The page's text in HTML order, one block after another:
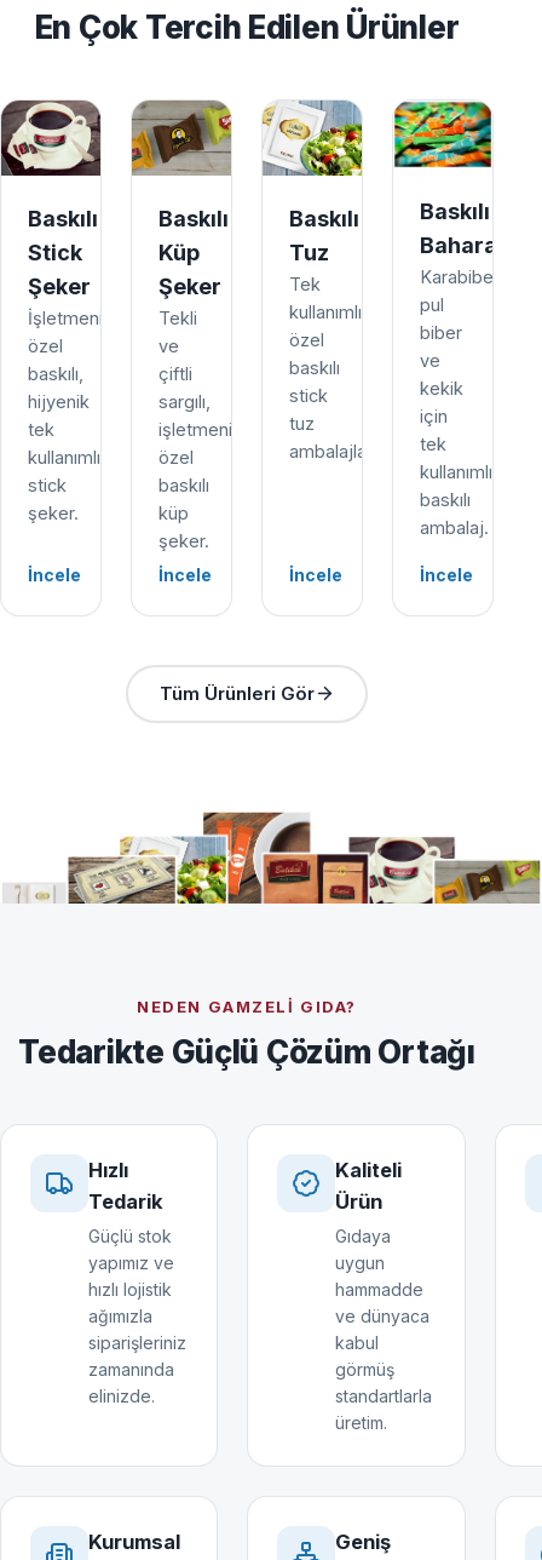
En Çok Tercih Edilen Ürünler
Baskılı
Stick
Şeker
İşletmenize
özel
baskılı,
hijyenik
tek
kullanımlık
stick
şeker.
İncele
Baskılı
Küp
Şeker
Tekli
ve
çiftli
sargılı,
işletmenize
özel
baskılı
küp
şeker.
İncele
Baskılı
Tuz
Tek
kullanımlık,
özel
baskılı
stick
tuz
ambalajları.
İncele
Baskılı
Baharat
Karabiber,
pul
biber
ve
kekik
için
tek
kullanımlık
baskılı
ambalaj.
İncele
Tüm Ürünleri Gör
NEDEN GAMZELI GIDA?
Tedarikte Güçlü Çözüm Ortağı
Hızlı
Tedarik
Güçlü stok
yapımız ve
hızlı lojistik
ağımızla
siparişleriniz
zamanında
elinizde.
Kaliteli
Ürün
Gıdaya
uygun
hammadde
ve dünyaca
kabul
görmüş
standartlarla
üretim.
Kurumsal
Geniş